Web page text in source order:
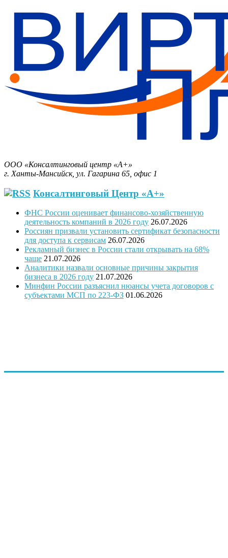
ООО «Консалтинговый центр «А+»
г. Ханты-Мансийск, ул. Гагарина 65, офис 1
Консалтинговый Центр «А+»
ФНС России оценивает финансово-хозяйственную
деятельность компаний в 2026 году 26.07.2026
Россиян призвали установить сертификат безопасности
для доступа к сервисам 26.07.2026
Рекламный бизнес в России стали открывать на 68%
чаще 21.07.2026
Аналитики назвали основные причины закрытия
бизнеса в 2026 году 21.07.2026
Минфин России разъяснил нюансы учета договоров с
субъектами МСП по 223-ФЗ 01.06.2026